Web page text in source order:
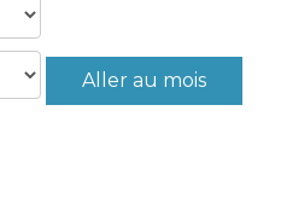
Aller au mois